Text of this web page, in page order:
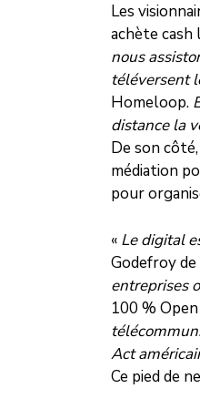
Les
achète cash
nous
téléversent
Homeloop.
distance la
De son
médiation
pour
« Le digital
Godefroy
entreprises
100 %
Act
Ce pied de